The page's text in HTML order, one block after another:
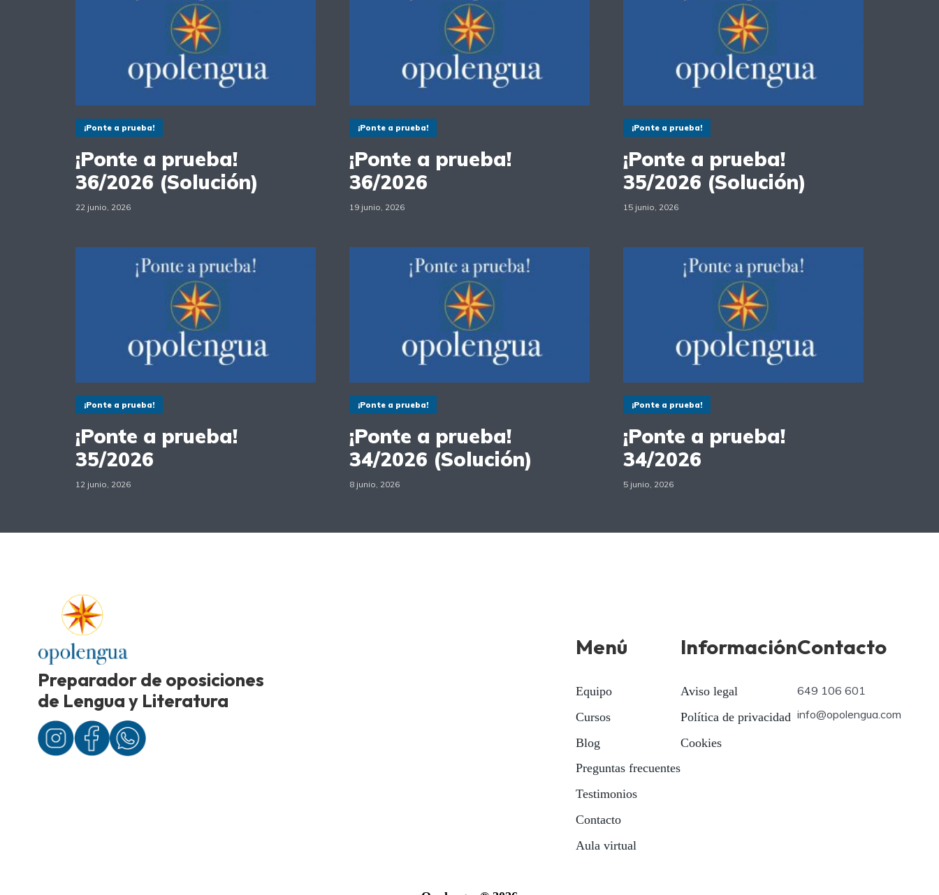
¡Ponte a prueba!
¡Ponte a prueba!
36/2026 (Solución)
22 junio, 2026
¡Ponte a prueba!
¡Ponte a prueba!
36/2026
19 junio, 2026
¡Ponte a prueba!
¡Ponte a prueba!
35/2026 (Solución)
15 junio, 2026
¡Ponte a prueba!
¡Ponte a prueba!
35/2026
12 junio, 2026
¡Ponte a prueba!
¡Ponte a prueba!
34/2026 (Solución)
8 junio, 2026
¡Ponte a prueba!
¡Ponte a prueba!
34/2026
5 junio, 2026
Preparador de oposiciones
de Lengua y Literatura
Menú
Equipo
Cursos
Blog
Preguntas frecuentes
Testimonios
Contacto
Aula virtual
Información
Aviso legal
Política de privacidad
Cookies
Contacto
649 106 601
info@opolengua.com